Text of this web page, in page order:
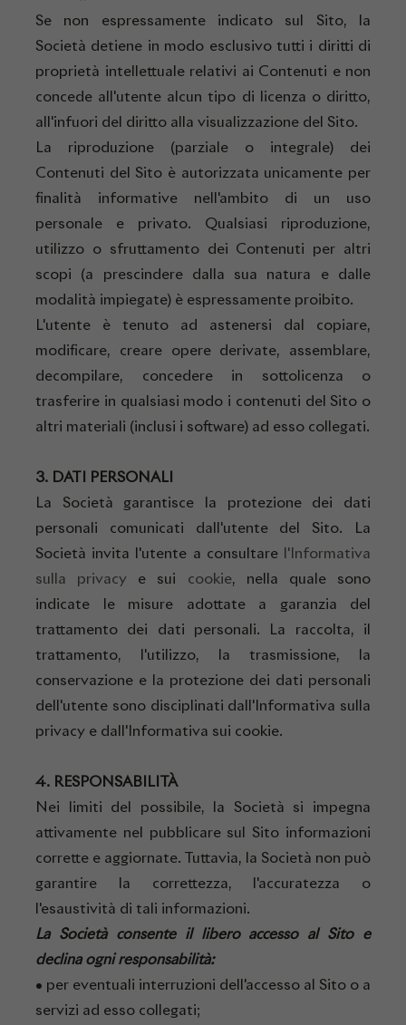
Se non espressamente indicato sul Sito, la
Società detiene in modo esclusivo tutti i diritti di
proprietà intellettuale relativi ai Contenuti e non
concede all'utente alcun tipo di licenza o diritto,
all'infuori del diritto alla visualizzazione del Sito.
La riproduzione (parziale o integrale) dei
Contenuti del Sito è autorizzata unicamente per
finalità informative nell'ambito di un uso
personale e privato. Qualsiasi riproduzione,
utilizzo o sfruttamento dei Contenuti per altri
scopi (a prescindere dalla sua natura e dalle
modalità impiegate) è espressamente proibito.
L'utente è tenuto ad astenersi dal copiare,
modificare, creare opere derivate, assemblare,
decompilare, concedere in sottolicenza o
trasferire in qualsiasi modo i contenuti del Sito o
altri materiali (inclusi i software) ad esso collegati.
3. DATI PERSONALI
La Società garantisce la protezione dei dati
personali comunicati dall'utente del Sito. La
Società invita l'utente a consultare l'Informativa
sulla privacy e sui cookie, nella quale sono
indicate le misure adottate a garanzia del
trattamento dei dati personali. La raccolta, il
trattamento, l'utilizzo, la trasmissione, la
conservazione e la protezione dei dati personali
dell'utente sono disciplinati dall'Informativa sulla
privacy e dall'Informativa sui cookie.
4. RESPONSABILITÀ
Nei limiti del possibile, la Società si impegna
attivamente nel pubblicare sul Sito informazioni
corrette e aggiornate. Tuttavia, la Società non può
garantire la correttezza, l'accuratezza o
l'esaustività di tali informazioni.
La Società consente il libero accesso al Sito e
declina ogni responsabilità:
• per eventuali interruzioni dell'accesso al Sito o a
servizi ad esso collegati;